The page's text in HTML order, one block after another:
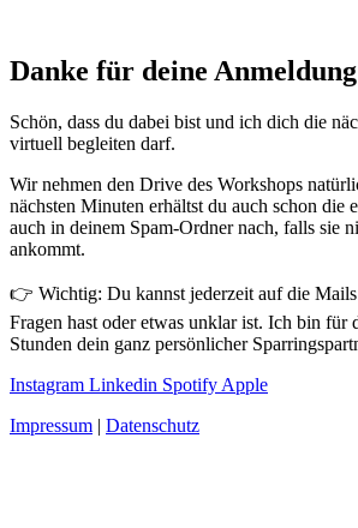
Danke für deine
Schön, dass du dabei bist und ich dich die
virtuell begleiten darf.
Wir nehmen den Drive des Workshops
nächsten Minuten erhältst du auch schon die
auch in deinem Spam-Ordner nach, falls sie
ankommt.
👉 Wichtig: Du kannst jederzeit auf die
Fragen hast oder etwas unklar ist. Ich bin für
Stunden dein ganz persönlicher
Instagram Linkedin Spotify Apple
Impressum | Datenschutz